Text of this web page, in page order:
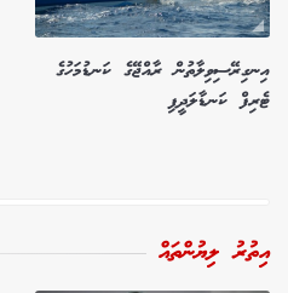
އިނގިރޭސިވިލާތުން ރާއްޖޭގެ ކަނޑުމަހުގެ
ޓެރިފް ކަނޑާލަދީފި
އިތުރު ލިޔުންތައް